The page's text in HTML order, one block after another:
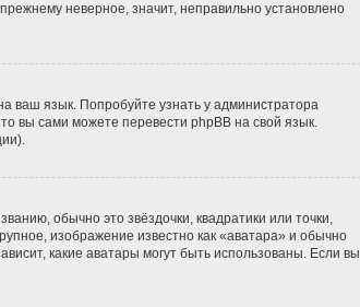
неверное, значит, неправильно установлено
ваш язык. Попробуйте узнать у администратора
вы сами можете перевести phpBB на свой язык.
обычно это звёздочки, квадратики или точки,
изображение известно как «аватара» и обычно
какие аватары могут быть использованы. Если вы